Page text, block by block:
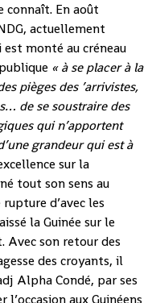
connaît. En août
actuellement
monté au créneau
« à se placer à la
pièges des ’arrivistes,
de se soustraire des
qui n’apportent
grandeur qui est à
sur la
tout son sens au
d’avec les
la Guinée sur le
Avec son retour des
des croyants, il
Alpha Condé, par ses
aux Guinéens